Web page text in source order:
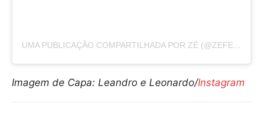
UMA PUBLICAÇÃO COMPARTILHADA POR ZÉ (@ZEFELIPECANTOR)
Imagem de Capa: Leandro e Leonardo/Instagram